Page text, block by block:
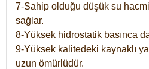
7-Sahip olduğu düşük su
sağlar.
8-Yüksek hidrostatik basınca
9-Yüksek kalitedeki kaynaklı
uzun ömürlüdür.